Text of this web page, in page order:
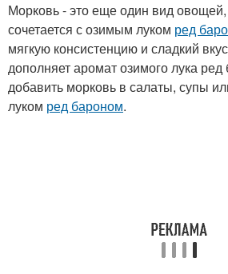
Морковь - это еще один вид
сочетается с озимым луком ред
мягкую консистенцию и сладкий
дополняет аромат озимого лука
добавить морковь в салаты, супы
луком ред бароном.